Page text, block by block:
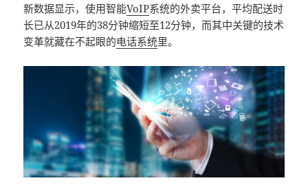
新数据显示，使用智能VoIP系统的外卖平台，平均配送时
长已从2019年的38分钟缩短至12分钟，而其中关键的技术
变革就藏在不起眼的电话系统里。